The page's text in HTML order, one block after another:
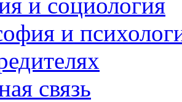
и
связь